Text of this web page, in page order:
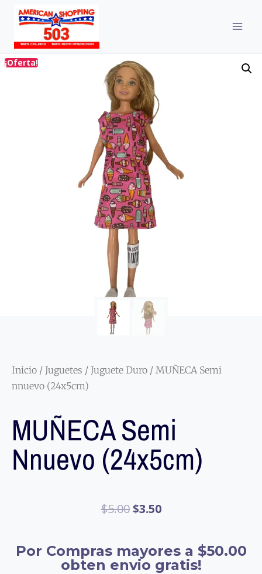
¡Oferta!
Inicio / Juguetes / Juguete Duro / MUÑECA Semi
nnuevo (24x5cm)
MUÑECA Semi
Nnuevo (24x5cm)
$5.00 $3.50
Por Compras mayores a $50.00
obten envio gratis!